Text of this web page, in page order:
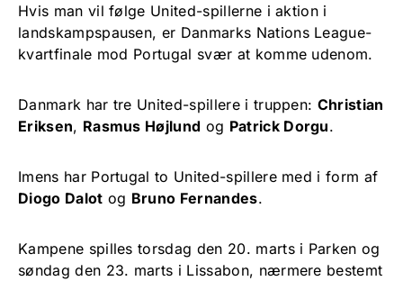
Hvis man vil følge United-spillerne i aktion i
landskampspausen, er Danmarks Nations League-
kvartfinale mod Portugal svær at komme udenom.
Danmark har tre United-spillere i truppen: Christian
Eriksen, Rasmus Højlund og Patrick Dorgu.
Imens har Portugal to United-spillere med i form af
Diogo Dalot og Bruno Fernandes.
Kampene spilles torsdag den 20. marts i Parken og
søndag den 23. marts i Lissabon, nærmere bestemt